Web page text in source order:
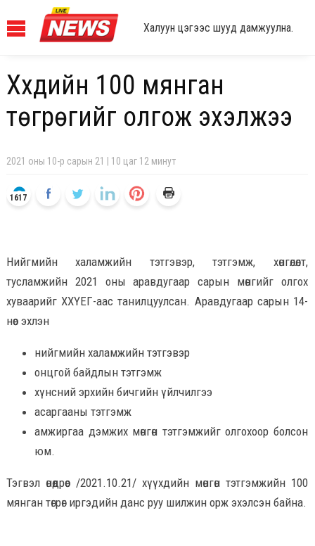
Халуун цэгээс шууд дамжуулна.
Хүүхдийн 100 мянган
төгрөгийг олгож эхэлжээ
2021 оны 10-р сарын 21 | 10 цаг 12 минут
1617
Нийгмийн халамжийн тэтгэвэр, тэтгэмж, хөнгөлөлт,
тусламжийн 2021 оны аравдугаар сарын мөнгийг олгох
хуваарийг ХХҮЕГ-аас танилцуулсан. Аравдугаар сарын 14-
нөөс эхлэн
нийгмийн халамжийн тэтгэвэр
онцгой байдлын тэтгэмж
хүнсний эрхийн бичгийн үйлчилгээ
асаргааны тэтгэмж
амжиргаа дэмжих мөнгөн тэтгэмжийг олгохоор болсон
юм.
Тэгвэл өнөөдрөөс /2021.10.21/ хүүхдийн мөнгөн тэтгэмжийн 100
мянган төгрөг иргэдийн данс руу шилжин орж эхэлсэн байна.